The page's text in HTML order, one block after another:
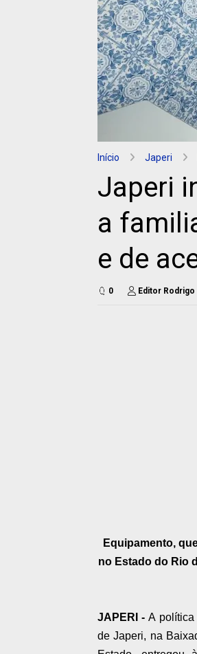
Início Japeri
Japeri
a
e de
0 Editor Rodrigo
Equipamento,
no Estado do Rio
JAPERI -A política
de Japeri, na